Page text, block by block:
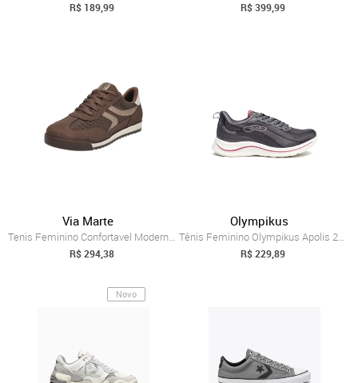
R$ 189,99 R$ 399,99
Via Marte
Tenis Feminino Confortavel Moderno Estil...
R$ 294,38
Olympikus
Tênis Feminino Olympikus Apolis 206 Evas...
R$ 229,89
Novo